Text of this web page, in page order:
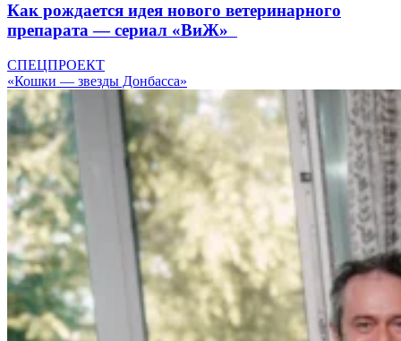
Как рождается идея нового ветеринарного
препарата — сериал «ВиЖ»
СПЕЦПРОЕКТ
«Кошки — звезды Донбасса»